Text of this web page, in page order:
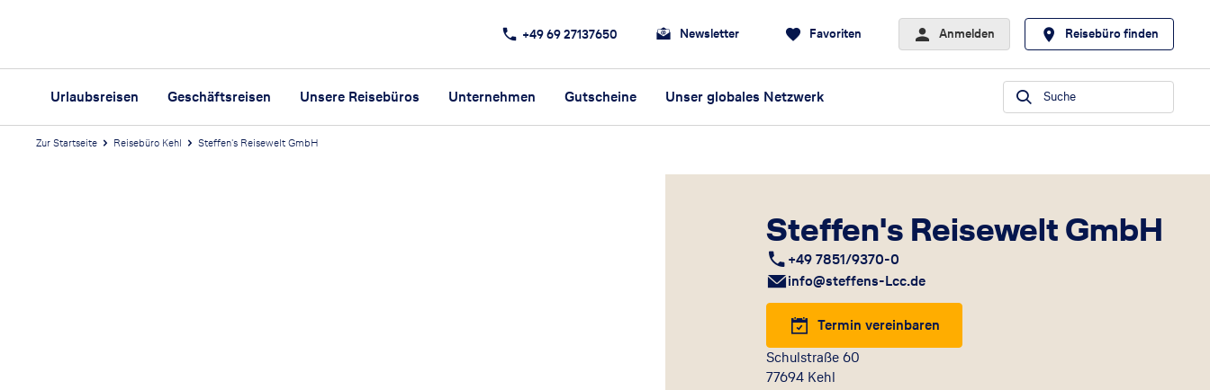
+49 69 27137650 Newsletter Favoriten Anmelden Reisebüro finden
Urlaubsreisen Geschäftsreisen Unsere Reisebüros Unternehmen Gutscheine Unser globales Netzwerk Suche
Zur Startseite Reisebüro Kehl Steffen's Reisewelt GmbH
Steffen's Reisewelt GmbH
+49 7851/9370-0
info@steffens-Lcc.de
Termin vereinbaren
Schulstraße 60
77694 Kehl